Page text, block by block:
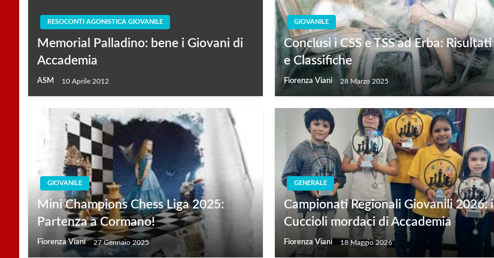
RESOCONTI AGONISTICA GIOVANILE
Memorial Palladino: bene i Giovani di
Accademia
ASM 10 Aprile 2012
GIOVANILE
Conclusi i CSS e TSS ad Erba: Risultati
e Classifiche
Fiorenza Viani 28 Marzo 2025
GIOVANILE
Mini Champions Chess Liga 2025:
Partenza a Cormano!
Fiorenza Viani 27 Gennaio 2025
GENERALE
Campionati Regionali Giovanili 2026: i
Cuccioli mordaci di Accademia
Fiorenza Viani 18 Maggio 2026